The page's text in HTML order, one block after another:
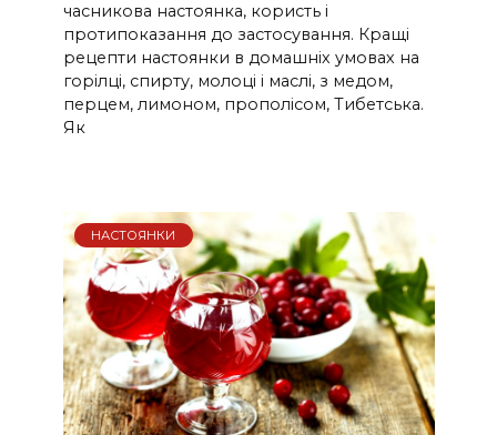
часникова настоянка, користь і
протипоказання до застосування. Кращі
рецепти настоянки в домашніх умовах на
горілці, спирту, молоці і маслі, з медом,
перцем, лимоном, прополісом, Тибетська.
Як
НАСТОЯНКИ